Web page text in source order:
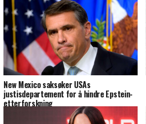
New Mexico saksøker USAs
justisdepartement for å hindre Epstein-
etterforskning